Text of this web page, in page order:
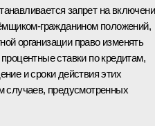
запрет на
гражданином положений,
организации право изменять
ставки по кредитам,
и сроки действия этих
случаев, предусмотренных